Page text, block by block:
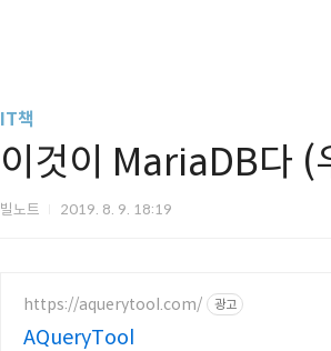
IT책
이것이 MariaDB다 (
빌노트 2019. 8. 9. 18:19
https://aquerytool.com/ 광고
AQueryTool